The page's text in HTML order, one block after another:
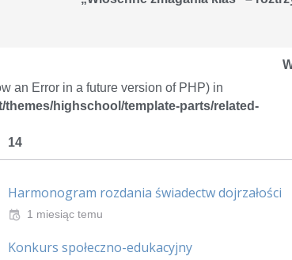
an Error in a future version of PHP) in
highschool/template-parts/related-
14
Harmonogram rozdania świadectw dojrzałości
1 miesiąc temu
Konkurs społeczno-edukacyjny